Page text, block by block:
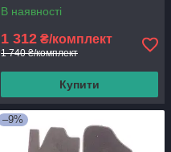
В наявності
1 312 ₴/комплект
1 740 ₴/комплект
Купити
–9%